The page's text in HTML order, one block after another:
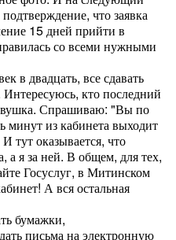
что заявка
15 дней прийти в
со всеми нужными
в двадцать, все сдавать
кто последний
Спрашиваю: "Вы по
минут из кабинета выходит
тут оказывается, что
а я за ней. В общем, для тех,
Госуслуг, в Митинском
А вся остальная
бумажки,
письма на электронную